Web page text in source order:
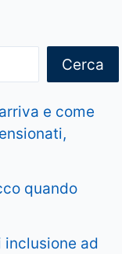
Cerca
e come
quando
inclusione ad